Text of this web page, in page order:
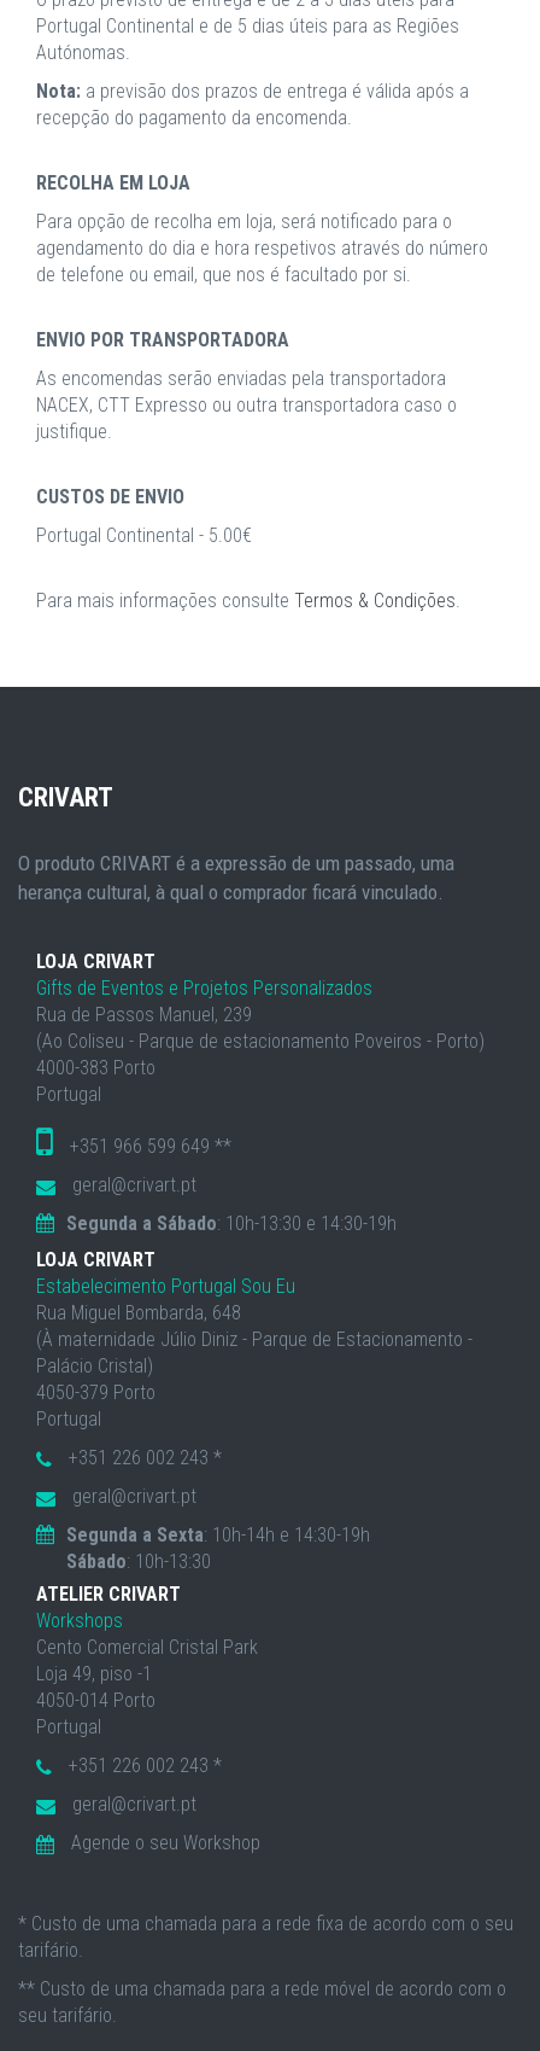
Portugal Continental e de 5 dias úteis para as Regiões
Autónomas.
Nota: a previsão dos prazos de entrega é válida após a
recepção do pagamento da encomenda.
RECOLHA EM LOJA
Para opção de recolha em loja, será notificado para o
agendamento do dia e hora respetivos através do número
de telefone ou email, que nos é facultado por si.
ENVIO POR TRANSPORTADORA
As encomendas serão enviadas pela transportadora
NACEX, CTT Expresso ou outra transportadora caso o
justifique.
CUSTOS DE ENVIO
Portugal Continental - 5.00€
Para mais informações consulte Termos & Condições.
CRIVART
O produto CRIVART é a expressão de um passado, uma
herança cultural, à qual o comprador ficará vinculado.
LOJA CRIVART
Gifts de Eventos e Projetos Personalizados
Rua de Passos Manuel, 239
(Ao Coliseu - Parque de estacionamento Poveiros - Porto)
4000-383 Porto
Portugal
+351 966 599 649 **
geral@crivart.pt
Segunda a Sábado: 10h-13:30 e 14:30-19h
LOJA CRIVART
Estabelecimento Portugal Sou Eu
Rua Miguel Bombarda, 648
(À maternidade Júlio Diniz - Parque de Estacionamento -
Palácio Cristal)
4050-379 Porto
Portugal
+351 226 002 243 *
geral@crivart.pt
Segunda a Sexta: 10h-14h e 14:30-19h
Sábado: 10h-13:30
ATELIER CRIVART
Workshops
Cento Comercial Cristal Park
Loja 49, piso -1
4050-014 Porto
Portugal
+351 226 002 243 *
geral@crivart.pt
Agende o seu Workshop
* Custo de uma chamada para a rede fixa de acordo com o seu
tarifário.
** Custo de uma chamada para a rede móvel de acordo com o
seu tarifário.